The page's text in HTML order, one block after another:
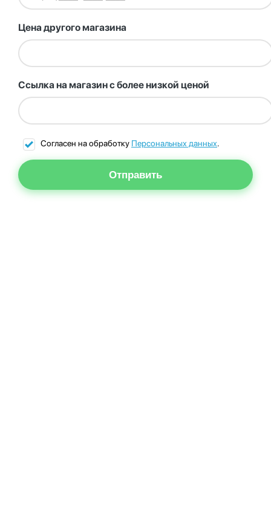
Цена другого магазина
Ссылка на магазин с более низкой ценой
Согласен на обработку Персональных данных.
Отправить